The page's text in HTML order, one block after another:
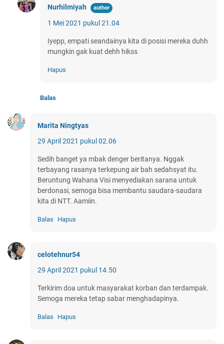
Nurhilmiyah
1 Mei 2021 pukul 21.04
Iyepp, empati seandainya kita di posisi mereka duhh
mungkin gak kuat dehh hikss
Hapus
Balas
Marita Ningtyas
29 April 2021 pukul 02.06
Sedih banget ya mbak denger beritanya. Nggak
terbayang rasanya terkepung air bah sedahsyat itu.
Beruntung Wahana Visi menyediakan sarana untuk
berdonasi, semoga bisa membantu saudara-saudara
kita di NTT. Aamiin.
Balas Hapus
celotehnur54
29 April 2021 pukul 14.50
Terkirim doa untuk masyarakat korban dan terdampak.
Semoga mereka tetap sabar menghadapinya.
Balas Hapus